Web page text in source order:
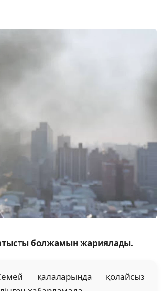
болжамын жариялады.
қалаларында қолайсыз